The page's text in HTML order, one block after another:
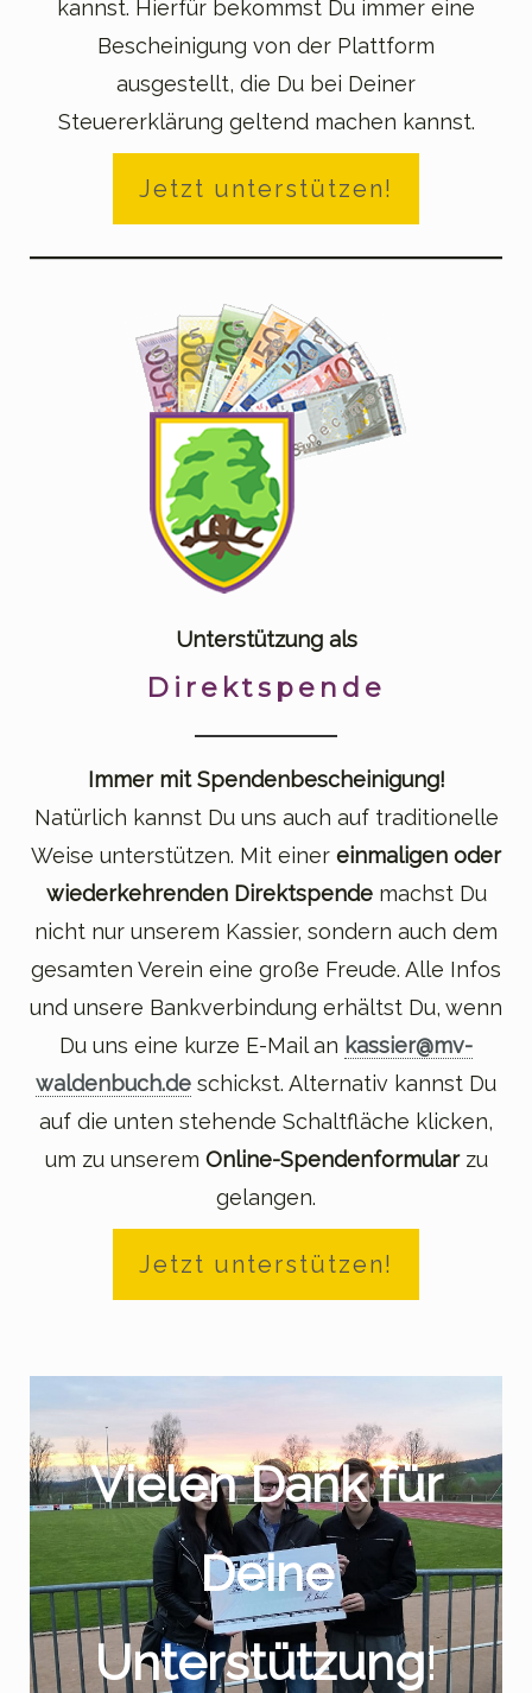
kannst. Hierfür bekommst Du immer eine
Bescheinigung von der Plattform
ausgestellt, die Du bei Deiner
Steuererklärung geltend machen kannst.
Jetzt unterstützen!
Unterstützung als
Direktspende
Immer mit Spendenbescheinigung!
Natürlich kannst Du uns auch auf traditionelle
Weise unterstützen. Mit einer einmaligen oder
wiederkehrenden Direktspende machst Du
nicht nur unserem Kassier, sondern auch dem
gesamten Verein eine große Freude. Alle Infos
und unsere Bankverbindung erhältst Du, wenn
Du uns eine kurze E-Mail an kassier@mv-
waldenbuch.de schickst. Alternativ kannst Du
auf die unten stehende Schaltfläche klicken,
um zu unserem Online-Spendenformular zu
gelangen.
Jetzt unterstützen!
Vielen Dank für
Deine
Unterstützung!